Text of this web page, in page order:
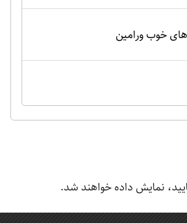
خوب ورامین
نمایش داده خواهند شد.